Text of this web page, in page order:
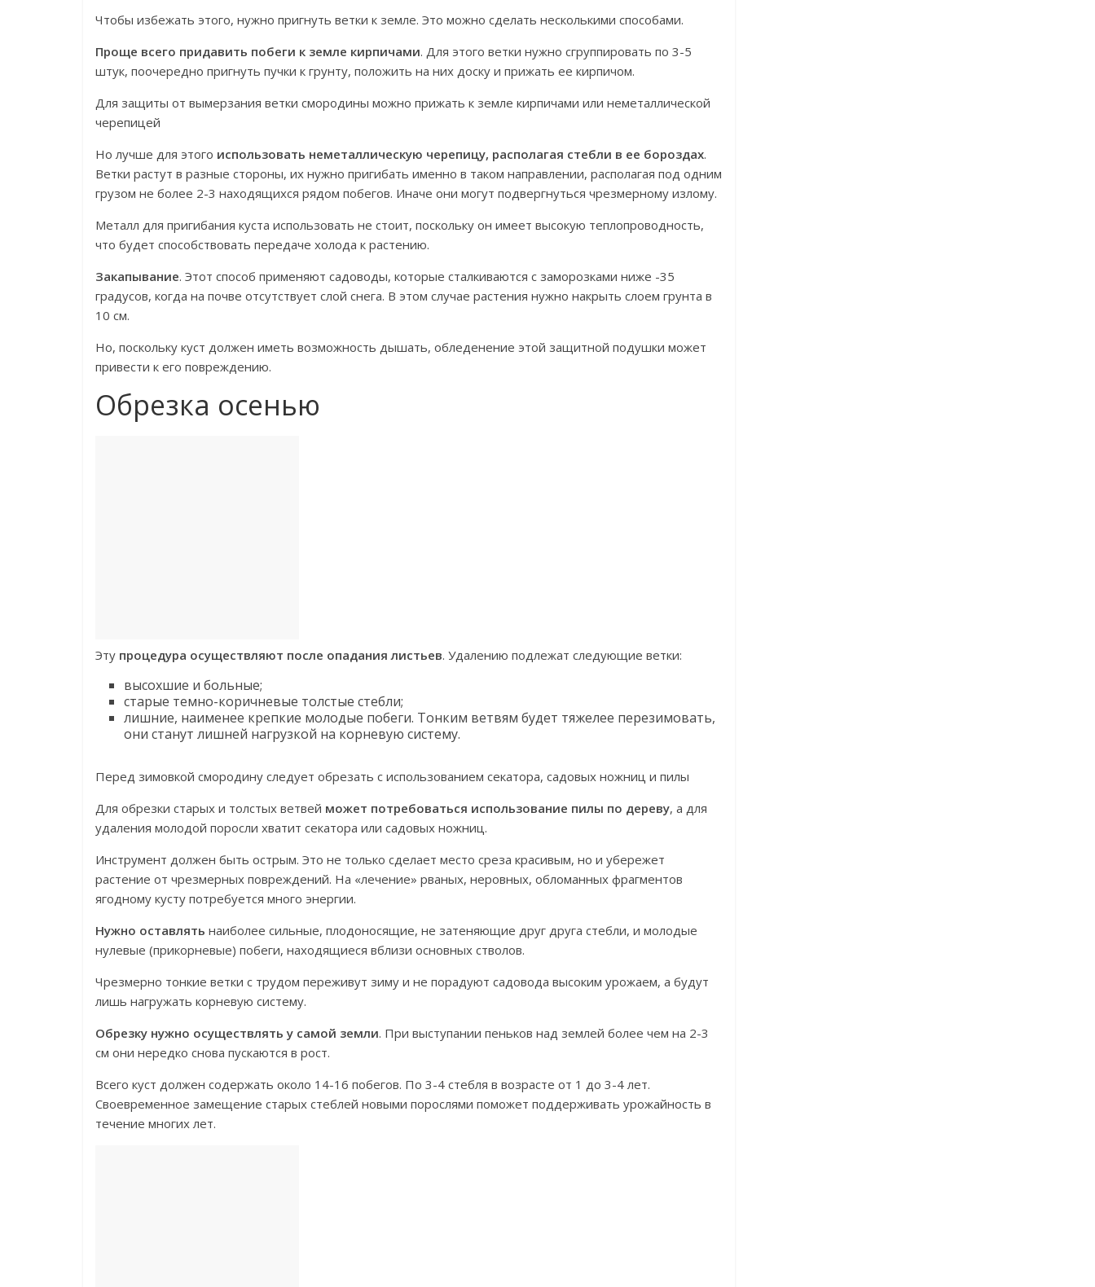
Чтобы избежать этого, нужно пригнуть ветки к земле. Это можно сделать несколькими способами.
Проще всего придавить побеги к земле кирпичами. Для этого ветки нужно сгруппировать по 3-5
штук, поочередно пригнуть пучки к грунту, положить на них доску и прижать ее кирпичом.
Для защиты от вымерзания ветки смородины можно прижать к земле кирпичами или неметаллической
черепицей
Но лучше для этого использовать неметаллическую черепицу, располагая стебли в ее бороздах.
Ветки растут в разные стороны, их нужно пригибать именно в таком направлении, располагая под одним
грузом не более 2-3 находящихся рядом побегов. Иначе они могут подвергнуться чрезмерному излому.
Металл для пригибания куста использовать не стоит, поскольку он имеет высокую теплопроводность,
что будет способствовать передаче холода к растению.
Закапывание. Этот способ применяют садоводы, которые сталкиваются с заморозками ниже -35
градусов, когда на почве отсутствует слой снега. В этом случае растения нужно накрыть слоем грунта в
10 см.
Но, поскольку куст должен иметь возможность дышать, обледенение этой защитной подушки может
привести к его повреждению.
Обрезка осенью
Эту процедура осуществляют после опадания листьев. Удалению подлежат следующие ветки:
высохшие и больные;
старые темно-коричневые толстые стебли;
лишние, наименее крепкие молодые побеги. Тонким ветвям будет тяжелее перезимовать,
они станут лишней нагрузкой на корневую систему.
Перед зимовкой смородину следует обрезать с использованием секатора, садовых ножниц и пилы
Для обрезки старых и толстых ветвей может потребоваться использование пилы по дереву, а для
удаления молодой поросли хватит секатора или садовых ножниц.
Инструмент должен быть острым. Это не только сделает место среза красивым, но и убережет
растение от чрезмерных повреждений. На «лечение» рваных, неровных, обломанных фрагментов
ягодному кусту потребуется много энергии.
Нужно оставлять наиболее сильные, плодоносящие, не затеняющие друг друга стебли, и молодые
нулевые (прикорневые) побеги, находящиеся вблизи основных стволов.
Чрезмерно тонкие ветки с трудом переживут зиму и не порадуют садовода высоким урожаем, а будут
лишь нагружать корневую систему.
Обрезку нужно осуществлять у самой земли. При выступании пеньков над землей более чем на 2-3
см они нередко снова пускаются в рост.
Всего куст должен содержать около 14-16 побегов. По 3-4 стебля в возрасте от 1 до 3-4 лет.
Своевременное замещение старых стеблей новыми порослями поможет поддерживать урожайность в
течение многих лет.